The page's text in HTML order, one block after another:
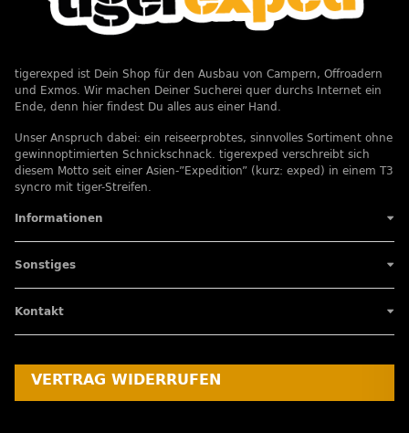
tigerexped ist Dein Shop für den Ausbau von Campern, Offroadern
und Exmos. Wir machen Deiner Sucherei quer durchs Internet ein
Ende, denn hier findest Du alles aus einer Hand.
Unser Anspruch dabei: ein reiseerprobtes, sinnvolles Sortiment ohne
gewinnoptimierten Schnickschnack. tigerexped verschreibt sich
diesem Motto seit einer Asien-”Expedition” (kurz: exped) in einem T3
syncro mit tiger-Streifen.
Informationen
Sonstiges
Kontakt
VERTRAG WIDERRUFEN